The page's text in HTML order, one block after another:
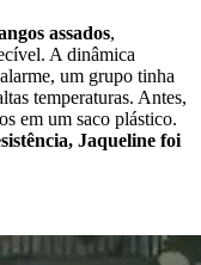
assados,
A dinâmica
um grupo tinha
temperaturas. Antes,
em um saco plástico.
Jaqueline foi